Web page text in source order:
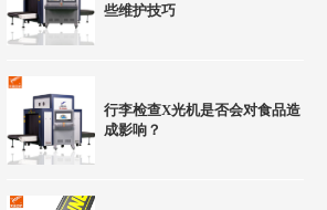
些维护技巧
行李检查X光机是否会对食品造
成影响？